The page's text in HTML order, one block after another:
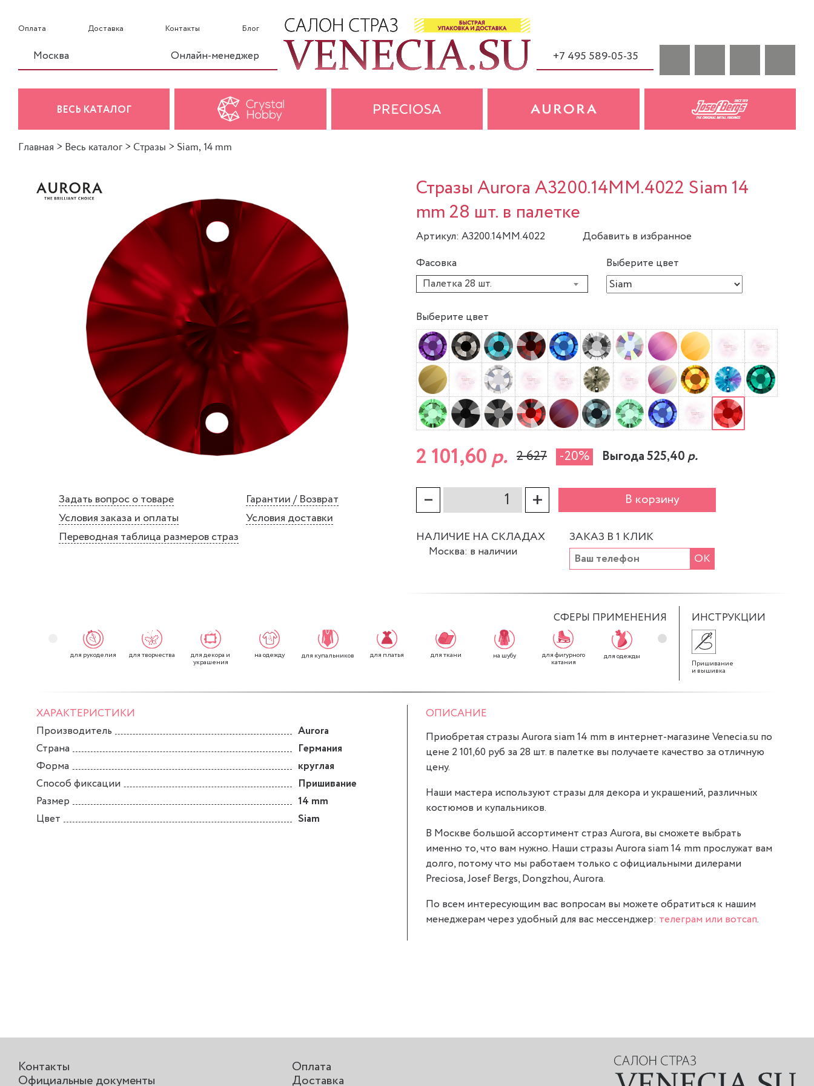
Оплата Доставка Контакты Блог
Москва Онлайн-менеджер +7 495 589-05-35
ВЕСЬ КАТАЛОГ
Главная > Весь каталог > Стразы > Siam, 14 mm
Задать вопрос о товаре
Гарантии / Возврат
Условия заказа и оплаты
Условия доставки
Переводная таблица размеров страз
Стразы Aurora A3200.14MM.4022 Siam 14
mm 28 шт. в палетке
Артикул: A3200.14MM.4022
Добавить в избранное
Фасовка
Палетка 28 шт.
Выберите цвет
Выберите цвет
2 101,60р. 2 627 -20% Выгода 525,40р.
– + В корзину
НАЛИЧИЕ НА СКЛАДАХ
Москва: в наличии
ЗАКАЗ В 1 КЛИК
ОК
СФЕРЫ ПРИМЕНЕНИЯ
для рукоделия для творчества для декора и
украшения
на одежду для купальников для платья для ткани на шубу для фигурного
катания
для одежды для декора
ИНСТРУКЦИИ
Пришивание
и вышивка
ХАРАКТЕРИСТИКИ
Производитель
Aurora
Страна
Германия
Форма
круглая
Способ фиксации
Пришивание
Размер
14 mm
Цвет
Siam
ОПИСАНИЕ
Приобретая стразы Aurora siam 14 mm в интернет-магазине Venecia.su по
цене 2 101,60 руб за 28 шт. в палетке вы получаете качество за отличную
цену.
Наши мастера используют стразы для декора и украшений, различных
костюмов и купальников.
В Москве большой ассортимент страз Aurora, вы сможете выбрать
именно то, что вам нужно. Наши стразы Aurora siam 14 mm прослужат вам
долго, потому что мы работаем только с официальными дилерами
Preciosa, Josef Bergs, Dongzhou, Aurora.
По всем интересующим вас вопросам вы можете обратиться к нашим
менеджерам через удобный для вас мессенджер: телеграм или вотсап.
Контакты
Официальные документы
Оплата
Доставка